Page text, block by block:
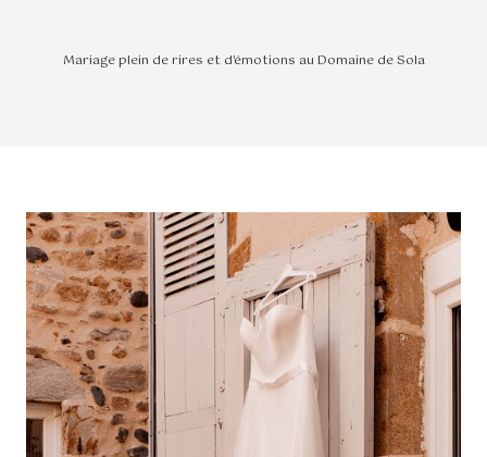
Mariage plein de rires et d'émotions au Domaine de Sola